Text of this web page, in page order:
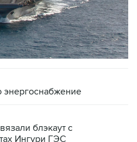
энергоснабжение
блэкаут с
Ингури ГЭС